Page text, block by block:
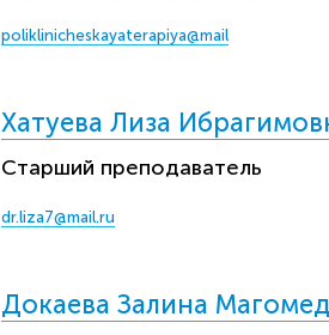
poliklinicheskayaterapiya@mail
Хатуева Лиза
Старший преподаватель
dr.liza7@mail.ru
Докаева Залина